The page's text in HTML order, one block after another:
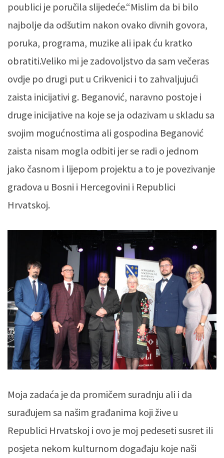
poublici je poručila slijedeće.“Mislim da bi bilo
najbolje da odšutim nakon ovako divnih govora,
poruka, programa, muzike ali ipak ću kratko
obratiti.Veliko mi je zadovoljstvo da sam večeras
ovdje po drugi put u Crikvenici i to zahvaljujući
zaista inicijativi g. Beganović, naravno postoje i
druge inicijative na koje se ja odazivam u skladu sa
svojim mogućnostima ali gospodina Beganović
zaista nisam mogla odbiti jer se radi o jednom
jako časnom i lijepom projektu a to je povezivanje
gradova u Bosni i Hercegovini i Republici
Hrvatskoj.
Moja zadaća je da promičem suradnju ali i da
surađujem sa našim građanima koji žive u
Republici Hrvatskoj i ovo je moj pedeseti susret ili
posjeta nekom kulturnom događaju koje naši